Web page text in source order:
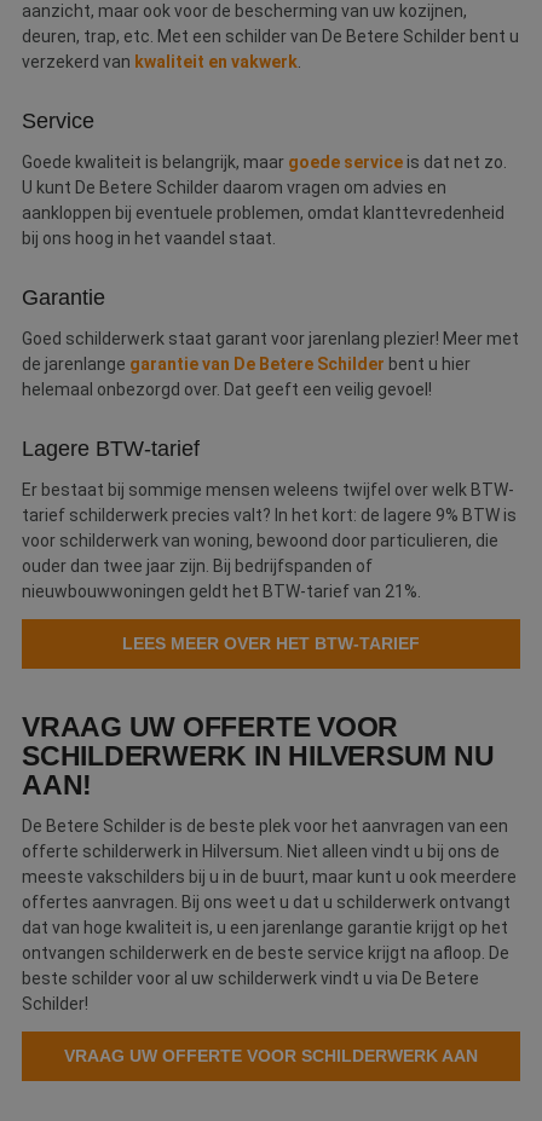
aanzicht, maar ook voor de bescherming van uw kozijnen,
deuren, trap, etc. Met een schilder van De Betere Schilder bent u
verzekerd van kwaliteit en vakwerk
Service
Goede kwaliteit is belangrijk, maar goede service is dat net zo.
U kunt De Betere Schilder daarom vragen om advies en
aankloppen bij eventuele problemen, omdat klanttevredenheid
bij ons hoog in het vaandel staat.
Garantie
Goed schilderwerk staat garant voor jarenlang plezier! Meer met
de jarenlange garantie van De Betere Schilder bent u hier
helemaal onbezorgd over. Dat geeft een veilig gevoel!
Lagere BTW-tarief
Er bestaat bij sommige mensen weleens twijfel over welk BTW-
tarief schilderwerk precies valt? In het kort: de lagere 9% BTW is
voor schilderwerk van woning, bewoond door particulieren, die
ouder dan twee jaar zijn. Bij bedrijfspanden of
nieuwbouwwoningen geldt het BTW-tarief van 21%.
LEES MEER OVER HET BTW-TARIEF
VRAAG UW OFFERTE VOOR
SCHILDERWERK IN HILVERSUM NU
AAN!
De Betere Schilder is de beste plek voor het aanvragen van een
offerte schilderwerk in Hilversum. Niet alleen vindt u bij ons de
meeste vakschilders bij u in de buurt, maar kunt u ook meerdere
offertes aanvragen. Bij ons weet u dat u schilderwerk ontvangt
dat van hoge kwaliteit is, u een jarenlange garantie krijgt op het
ontvangen schilderwerk en de beste service krijgt na afloop. De
beste schilder voor al uw schilderwerk vindt u via De Betere
Schilder!
VRAAG UW OFFERTE VOOR SCHILDERWERK AAN